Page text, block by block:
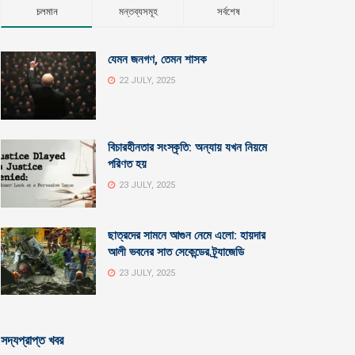
চলমান মন্তব্যসমূহ সর্বশেষ
যেমন জনগণ, তেমন শাসক
22 JULY, 2025
বিচারহীনতার সংস্কৃতি: অন্যায় যখন নিয়মে
পরিণত হয়
23 JULY, 2025
ছাত্রদের সামনে আগুন নেমে এলো: হায়দার
আলী ভবনের সাত সেকেন্ডের ট্র্যাজেডি
23 JULY, 2025
সদ্যপ্রাপ্ত খবর